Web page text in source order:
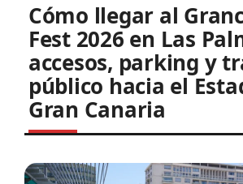
Cómo llegar al
Fest 2026 en Las
accesos, parking y
público hacia el
Gran Canaria